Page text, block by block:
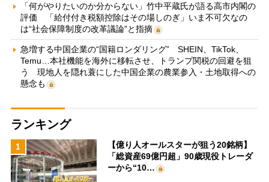
「何がやりたいのか分からない」竹中平蔵氏が語る高市内閣の
評価 「給付付き税額控除はその場しのぎ」いま不可欠なの
は“社会保障制度の改革議論”と指摘
急増する中国企業の“国籍ロンダリング” SHEIN、TikTok、
Temu…本社機能を海外に移転させ、トランプ関税の回避を狙
う 現地人を隠れ蓑にした中国企業の農業参入・土地取得への
懸念も
ランキング
1
【億り人オールスターが狙う20銘柄】
「総資産69億円超」90歳現役トレーダ
ーから“10…